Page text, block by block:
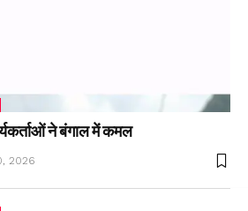
ने बंगाल में कमल
2026